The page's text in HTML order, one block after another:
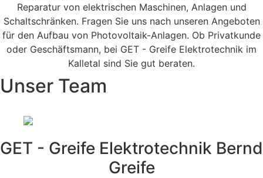
Reparatur von elektrischen Maschinen, Anlagen und
Schaltschränken. Fragen Sie uns nach unseren Angeboten
für den Aufbau von Photovoltaik-Anlagen. Ob Privatkunde
oder Geschäftsmann, bei GET - Greife Elektrotechnik im
Kalletal sind Sie gut beraten.
Unser Team
GET - Greife Elektrotechnik Bernd
Greife